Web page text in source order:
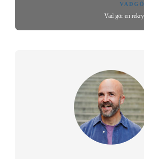
Vad gör en